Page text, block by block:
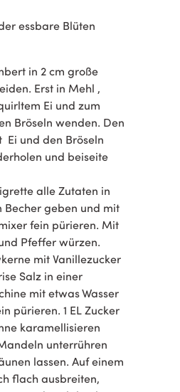
essbare Blüten
in 2 cm große
Erst in Mehl ,
Ei und zum
Bröseln wenden. Den
Ei und den Bröseln
und beiseite
alle Zutaten in
Becher geben und mit
fein pürieren. Mit
Pfeffer würzen.
mit Vanillezucker
Salz in einer
mit etwas Wasser
pürieren. 1 EL Zucker
karamellisieren
unterrühren
lassen. Auf einem
flach ausbreiten,